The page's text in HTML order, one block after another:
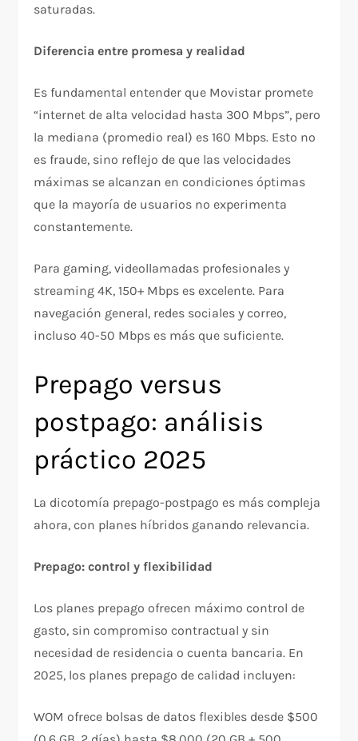
saturadas.​
Diferencia entre promesa y realidad
Es fundamental entender que Movistar promete
“internet de alta velocidad hasta 300 Mbps”, pero
la mediana (promedio real) es 160 Mbps. Esto no
es fraude, sino reflejo de que las velocidades
máximas se alcanzan en condiciones óptimas
que la mayoría de usuarios no experimenta
constantemente.​
Para gaming, videollamadas profesionales y
streaming 4K, 150+ Mbps es excelente. Para
navegación general, redes sociales y correo,
incluso 40-50 Mbps es más que suficiente.​
Prepago versus
postpago: análisis
práctico 2025
La dicotomía prepago-postpago es más compleja
ahora, con planes híbridos ganando relevancia.
Prepago: control y flexibilidad
Los planes prepago ofrecen máximo control de
gasto, sin compromiso contractual y sin
necesidad de residencia o cuenta bancaria. En
2025, los planes prepago de calidad incluyen:​
WOM ofrece bolsas de datos flexibles desde $500